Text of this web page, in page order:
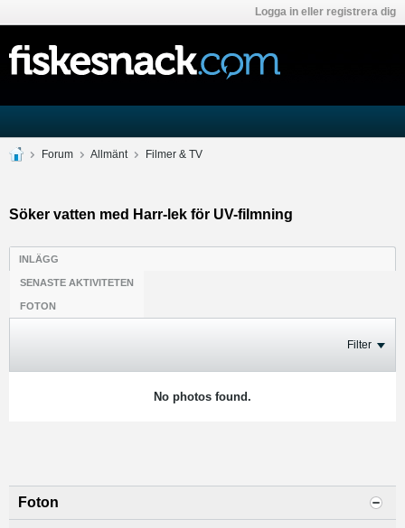
Logga in eller registrera dig
Forum Allmänt Filmer & TV
Söker vatten med Harr-lek för UV-filmning
INLÄGG
SENASTE AKTIVITETEN
FOTON
Filter
No photos found.
Foton